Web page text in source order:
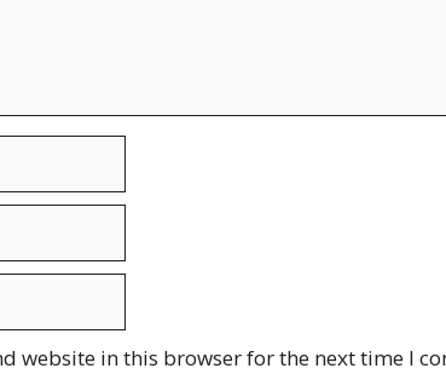
website in this browser for the next time I